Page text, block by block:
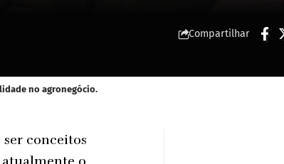
Compartilhar
no agronegócio.
conceitos